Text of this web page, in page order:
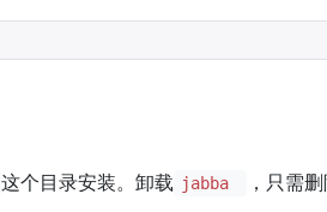
这个目录安装。卸载 jabba ，只需